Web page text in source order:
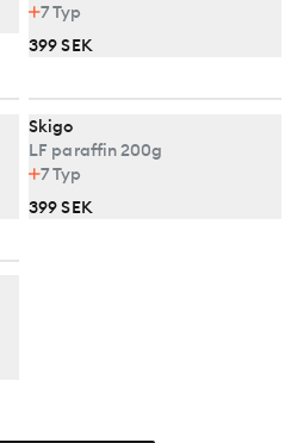
7Typ
399 SEK
Skigo
LF paraffin 200g
7Typ
399 SEK